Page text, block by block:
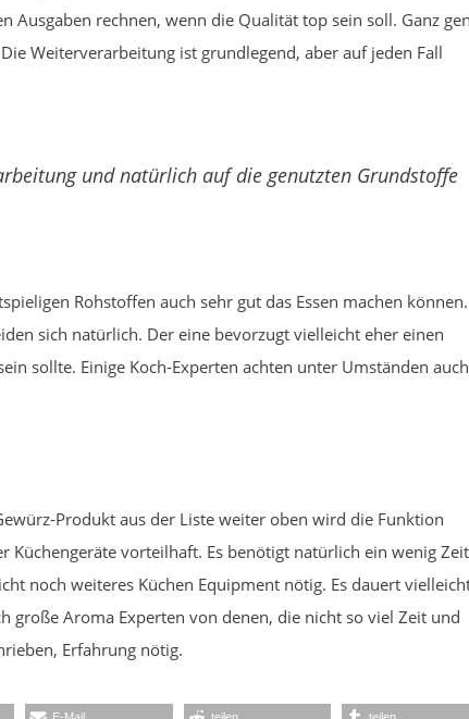
rechnen, wenn die Qualität top sein soll. Ganz
Weiterverarbeitung ist grundlegend, aber auf jeden Fall
und natürlich auf die genutzten Grundstoffe
Rohstoffen auch sehr gut das Essen machen können.
sich natürlich. Der eine bevorzugt vielleicht eher einen
sollte. Einige Koch-Experten achten unter Umständen auch
Produkt aus der Liste weiter oben wird die Funktion
Küchengeräte vorteilhaft. Es benötigt natürlich ein wenig
noch weiteres Küchen Equipment nötig. Es dauert
große Aroma Experten von denen, die nicht so viel Zeit und
Erfahrung nötig.